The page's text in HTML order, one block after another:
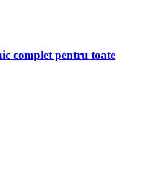
complet pentru toate